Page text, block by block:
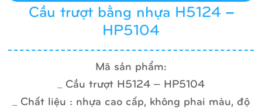
Cầu trượt bằng nhựa H5124 –
HP5104
Mã sản phẩm:
_ Cầu trượt H5124 – HP5104
_ Chất liệu : nhựa cao cấp, không phai màu, độ